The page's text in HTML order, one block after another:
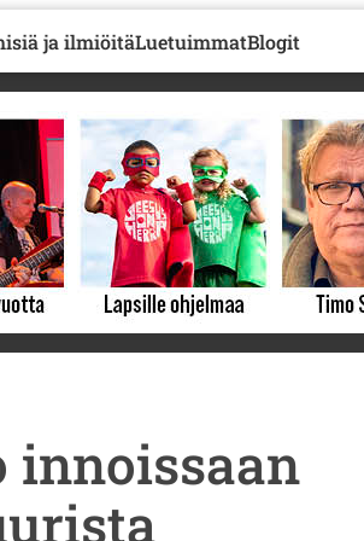
ja ilmiöitäLuetuimmatBlogit
innoissaan